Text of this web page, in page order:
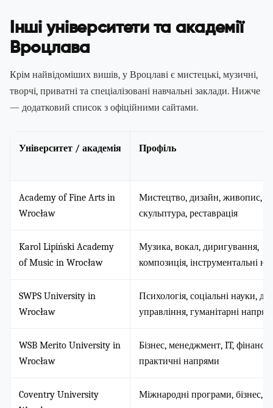
Інші університети та академії
Вроцлава
Крім найвідоміших вишів, у Вроцлаві є мистецькі, музичні,
творчі, приватні та спеціалізовані навчальні заклади. Нижче
— додатковий список з офіційними сайтами.
Університет / академія Профіль
Academy of Fine Arts in
Wrocław
Мистецтво, дизайн, живопис,
скульптура, реставрація
Karol Lipiński Academy
of Music in Wrocław
Музика, вокал, диригування,
композиція, інструментальні
SWPS University in
Wrocław
Психологія, соціальні науки,
управління, гуманітарні
WSB Merito University in
Wrocław
Бізнес, менеджмент, IT, фінанси,
практичні напрями
Coventry University
Міжнародні програми, бізнес,